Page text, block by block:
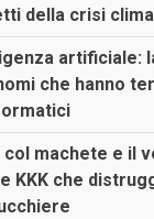
della crisi
artificiale:
che hanno
col machete e il
KKK che